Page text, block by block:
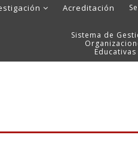
Acreditación
Sistema de
Educativas